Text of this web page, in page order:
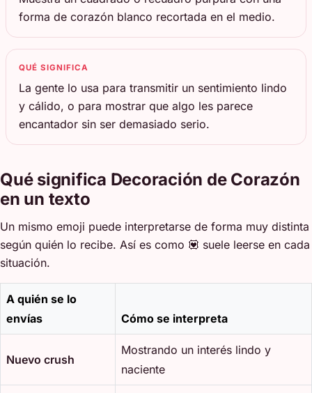
forma de corazón blanco recortada en el medio.
QUÉ SIGNIFICA
La gente lo usa para transmitir un sentimiento lindo
y cálido, o para mostrar que algo les parece
encantador sin ser demasiado serio.
Qué significa Decoración de Corazón
en un texto
Un mismo emoji puede interpretarse de forma muy distinta
según quién lo recibe. Así es como 💟 suele leerse en cada
situación.
A quién se lo
envías
Cómo se interpreta
Nuevo crush
Mostrando un interés lindo y
naciente